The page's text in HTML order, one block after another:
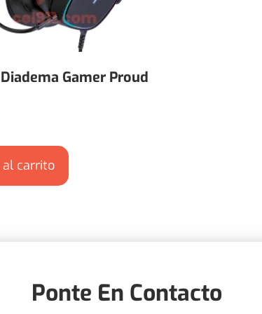
Gamer Proud
carrito
Ponte En Contacto